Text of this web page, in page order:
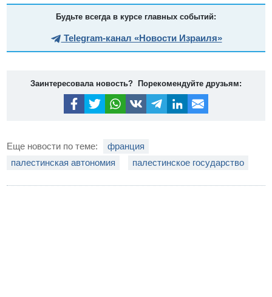
Будьте всегда в курсе главных событий:
Telegram-канал «Новости Израиля»
Заинтересовала новость? Порекомендуйте друзьям:
Еще новости по теме:
франция
палестинская автономия
палестинское государство